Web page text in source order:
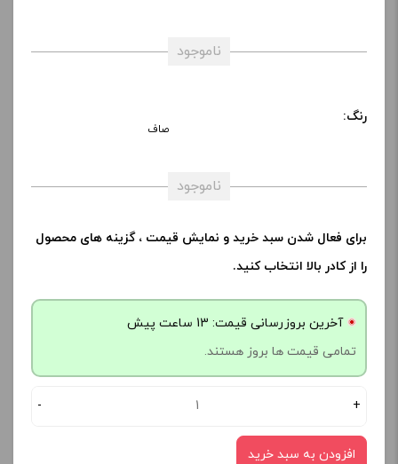
ناموجود
رنگ:
صاف
ناموجود
برای فعال شدن سبد خرید و نمایش قیمت ، گزینه های محصول
را از کادر بالا انتخاب کنید.
آخرین بروزرسانی قیمت: 13 ساعت پیش
تمامی قیمت ها بروز هستند.
- +
افزودن به سبد خرید